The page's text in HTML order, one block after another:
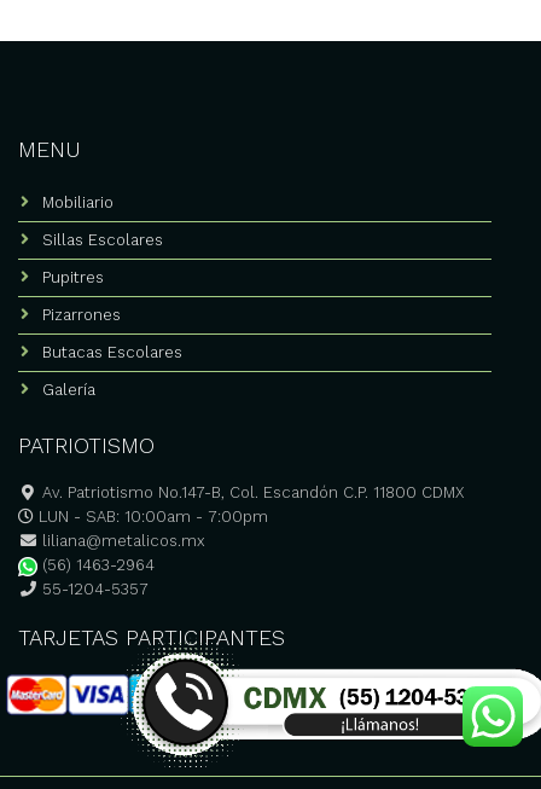
MENU
Mobiliario
Sillas Escolares
Pupitres
Pizarrones
Butacas Escolares
Galería
PATRIOTISMO
Av. Patriotismo No.147-B, Col. Escandón C.P. 11800 CDMX
LUN - SAB: 10:00am - 7:00pm
liliana@metalicos.mx
(56) 1463-2964
55-1204-5357
TARJETAS PARTICIPANTES